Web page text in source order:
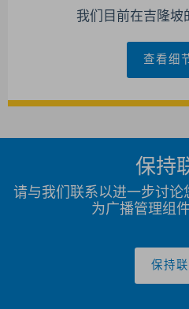
我们目前在吉隆坡
查看细
保持
请与我们联系以进一步讨
为广播管理组
保持